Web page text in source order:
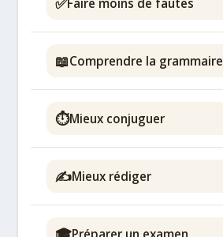
📖Comprendre la grammaire
⏱️Mieux conjuguer
✍️Mieux rédiger